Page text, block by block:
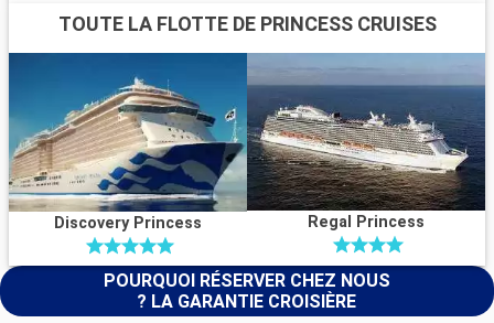
TOUTE LA FLOTTE DE PRINCESS CRUISES
Discovery Princess Regal Princess
POURQUOI RÉSERVER CHEZ NOUS
? LA GARANTIE CROISIÈRE